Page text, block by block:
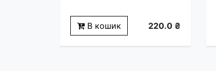
В кошик 220.0 ₴